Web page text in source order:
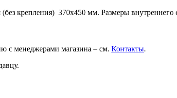
крепления) 370х450 мм. Размеры внутреннего
с менеджерами магазина – см. Контакты.